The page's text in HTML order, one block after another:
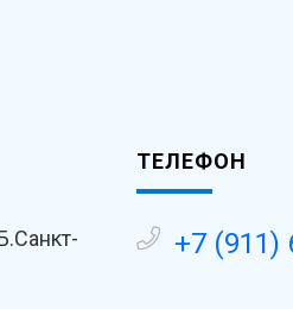
ТЕЛЕФОН
+7 (911)